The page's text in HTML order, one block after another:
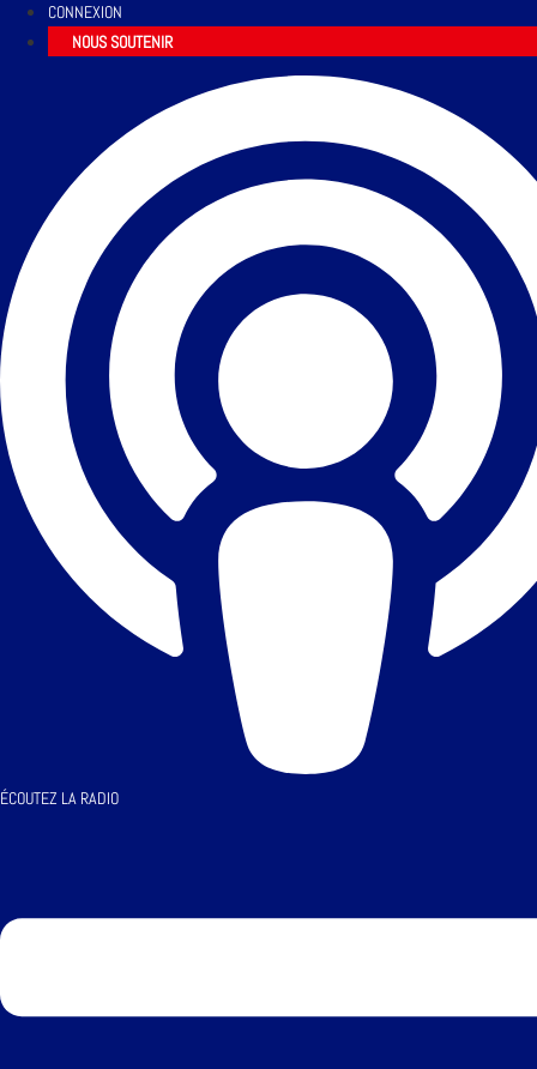
CONNEXION
NOUS SOUTENIR
ÉCOUTEZ LA RADIO